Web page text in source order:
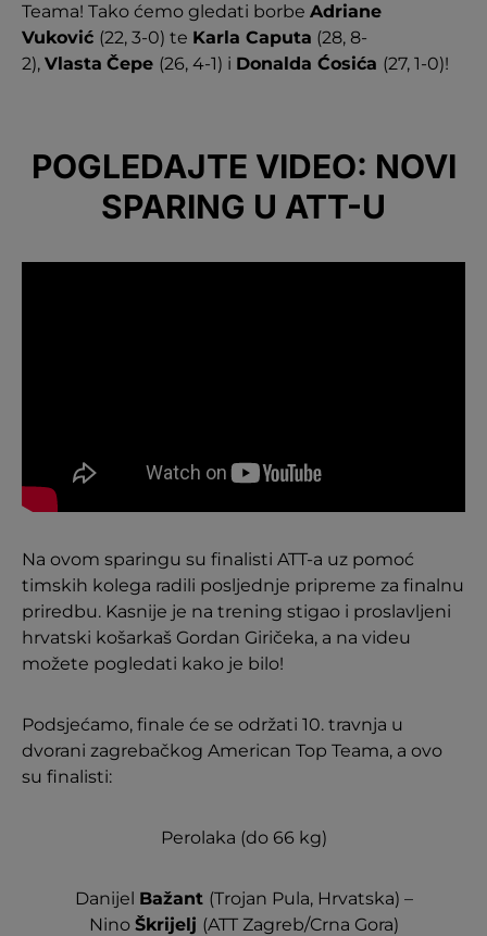
Teama! Tako ćemo gledati borbe Adriane
Vuković (22, 3-0) te Karla Caputa (28, 8-
2), Vlasta Čepe (26, 4-1) i Donalda Ćosića (27, 1-0)!
POGLEDAJTE VIDEO: NOVI
SPARING U ATT-U
Na ovom sparingu su finalisti ATT-a uz pomoć
timskih kolega radili posljednje pripreme za finalnu
priredbu. Kasnije je na trening stigao i proslavljeni
hrvatski košarkaš Gordan Giričeka, a na videu
možete pogledati kako je bilo!
Podsjećamo, finale će se održati 10. travnja u
dvorani zagrebačkog American Top Teama, a ovo
su finalisti:
Perolaka (do 66 kg)
Danijel Bažant (Trojan Pula, Hrvatska) –
Nino Škrijelj (ATT Zagreb/Crna Gora)